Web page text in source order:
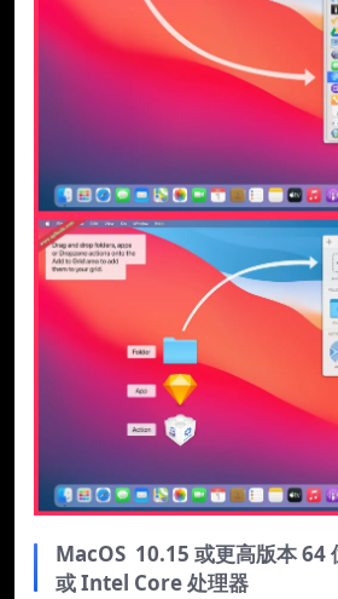
MacOS 10.15 或更高版本 64
或 Intel Core 处理器